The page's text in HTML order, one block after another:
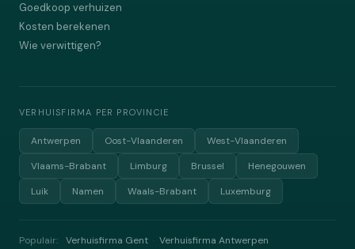
Goedkoop verhuizen
Kosten berekenen
Wie verwittigen?
VERHUISFIRMA PER PROVINCIE
Antwerpen Oost-Vlaanderen
West-Vlaanderen
Vlaams-Brabant
Limburg Brussel
Henegouwen
Luik
Namen Waals-Brabant Luxemburg
Populair: Verhuisfirma Gent
Verhuisfirma Antwerpen